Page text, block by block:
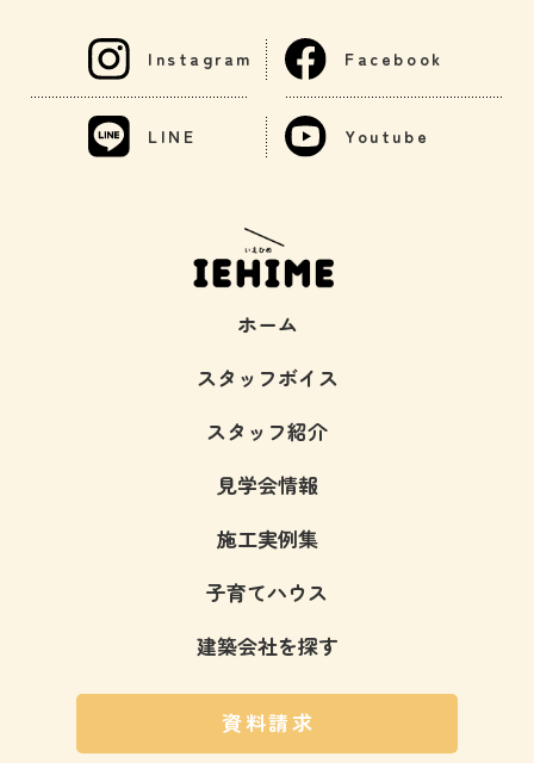
ホーム
スタッフボイス
スタッフ紹介
見学会情報
施工実例集
子育てハウス
建築会社を探す
資料請求
Instagram Facebook
LINE Youtube